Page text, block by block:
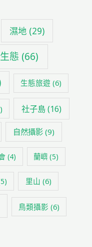
濕地(29)
生態 (66)
生態旅遊 (6)
社子島(16)
自然攝影 (9)
(4) 蘭嶼 (5)
里山 (6)
鳥類攝影 (6)